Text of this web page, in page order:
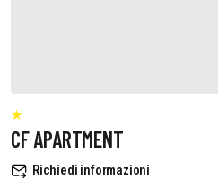
CF APARTMENT
Richiedi informazioni